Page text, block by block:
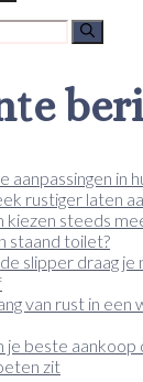
aanpassingen in
rustiger laten
kiezen steeds
staand toilet?
slipper draag je
van rust in een
je beste aankoop
zit